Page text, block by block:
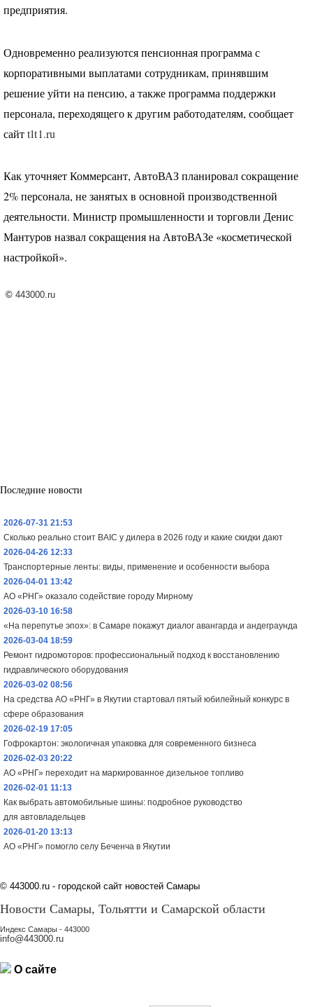
предприятия.
Одновременно реализуются пенсионная программа с
корпоративными выплатами сотрудникам, принявшим
решение уйти на пенсию, а также программа поддержки
персонала, переходящего к другим работодателям, сообщает
сайтtlt1.ru
Как уточняет Коммерсант, АвтоВАЗ планировал сокращение
2% персонала, не занятых в основной производственной
деятельности. Министр промышленности и торговли Денис
Мантуров назвал сокращения на АвтоВАЗе «косметической
настройкой».
© 443000.ru
Последние новости
2026-07-31 21:53
Сколько реально стоит BAIC у дилера в 2026 году и какие скидки дают
2026-04-26 12:33
Транспортерные ленты: виды, применение и особенности выбора
2026-04-01 13:42
АО «РНГ» оказало содействие городу Мирному
2026-03-10 16:58
«На перепутье эпох»: в Самаре покажут диалог авангарда и андеграунда
2026-03-04 18:59
Ремонт гидромоторов: профессиональный подход к восстановлению
гидравлического оборудования
2026-03-02 08:56
На средства АО «РНГ» в Якутии стартовал пятый юбилейный конкурс в
сфере образования
2026-02-19 17:05
Гофрокартон: экологичная упаковка для современного бизнеса
2026-02-03 20:22
АО «РНГ» переходит на маркированное дизельное топливо
2026-02-01 11:13
Как выбрать автомобильные шины: подробное руководство
для автовладельцев
2026-01-20 13:13
АО «РНГ» помогло селу Беченча в Якутии
© 443000.ru - городской сайт новостей Самары
Новости Самары, Тольятти и Самарской области
Индекс Самары - 443000
info@443000.ru
О сайте